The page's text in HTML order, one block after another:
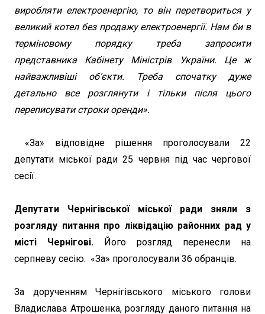
виробляти електроенергію, то він перетвориться у
великий котел без продажу електроенергії. Нам би в
терміновому порядку треба запросити
представника Кабінету Міністрів України. Це ж
найважливіші об’єкти. Треба спочатку дуже
детально все розглянути і тільки після цього
переписувати строки оренди».
«За» відповідне рішення проголосували 22
депутати міської ради 25 червня під час чергової
сесії.
Депутати Чернігівської міської ради зняли з
розгляду питання про ліквідацію районних рад у
місті Чернігові. Його розгляд перенесли на
серпневу сесію. «За» проголосували 36 обранців.
За дорученням Чернігівського міського голови
Владислава Атрошенка, розгляду даного питання на